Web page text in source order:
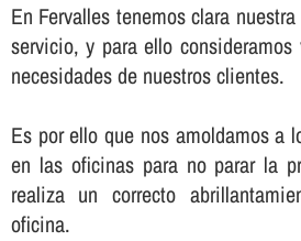
En Fervalles tenemos clara
servicio, y para ello
necesidades de nuestros clientes.
Es por ello que nos amoldamos a
en las oficinas para no parar la
realiza un correcto
oficina.